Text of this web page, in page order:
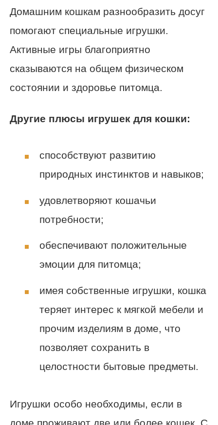
Домашним кошкам разнообразить досуг
помогают специальные игрушки.
Активные игры благоприятно
сказываются на общем физическом
состоянии и здоровье питомца.
Другие плюсы игрушек для кошки:
способствуют развитию
природных инстинктов и навыков;
удовлетворяют кошачьи
потребности;
обеспечивают положительные
эмоции для питомца;
имея собственные игрушки, кошка
теряет интерес к мягкой мебели и
прочим изделиям в доме, что
позволяет сохранить в
целостности бытовые предметы.
Игрушки особо необходимы, если в